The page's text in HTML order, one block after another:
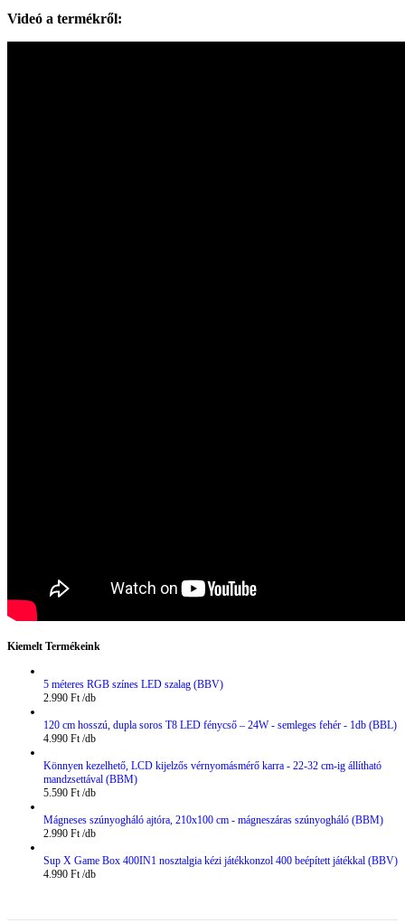
Videó a termékről:
Kiemelt Termékeink
5 méteres RGB színes LED szalag (BBV)
2.990 Ft
120 cm hosszú, dupla soros T8 LED fénycső – 24W - semleges fehér - 1db (BBL)
4.990 Ft
Könnyen kezelhető, LCD kijelzős vérnyomásmérő karra - 22-32 cm-ig állítható
mandzsettával (BBM)
5.590 Ft
Mágneses szúnyogháló ajtóra, 210x100 cm - mágneszáras szúnyogháló (BBM)
2.990 Ft
Sup X Game Box 400IN1 nosztalgia kézi játékkonzol 400 beépített játékkal (BBV)
4.990 Ft